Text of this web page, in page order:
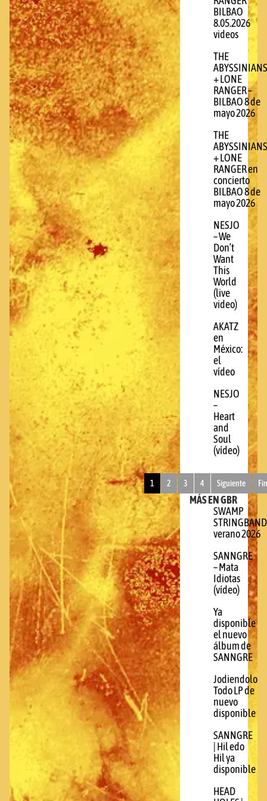
BILBAO
8.05.2026
videos
THE
ABYSSINIANS
+ LONE
RANGER –
BILBAO 8 de
mayo 2026
THE
ABYSSINIANS
+ LONE
RANGER en
concierto
BILBAO 8 de
mayo 2026
NESJO
– We
Don’t
Want
This
World
(live
video)
AKATZ
en
México:
el
vídeo
NESJO
–
Heart
and
Soul
(vídeo)
1 2 3 4 Siguiente
MÁS EN GBR
SWAMP
STRINGBAND
verano 2026
SANNGRE
– Mata
Idiotas
(vídeo)
Ya
disponible
el nuevo
álbum de
SANNGRE
Jodiendolo
Todo LP de
nuevo
disponible
SANNGRE
| Hil edo
Hil ya
disponible
HEAD